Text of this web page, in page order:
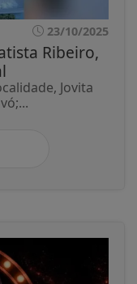
23/10/2025
Ribeiro,
Jovita